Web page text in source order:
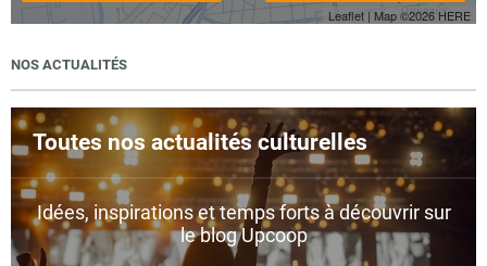
Leaflet | Map ©2026 HERE
NOS ACTUALITÉS
Toutes nos actualités culturelles
Idées, inspirations et temps forts à découvrir sur
le blog Upcoop